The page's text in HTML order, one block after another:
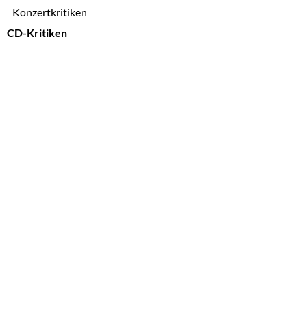
überspringen
Konzertkritiken
CD-Kritiken